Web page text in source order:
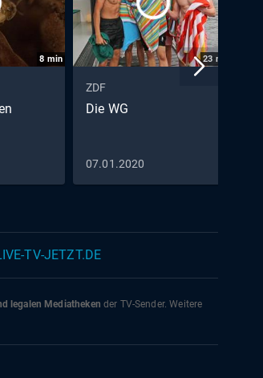
8 min 23 min
ZDF
Die WG
07.01.2020
TV-JETZT.DE
legalen Mediatheken der TV-Sender. Weitere